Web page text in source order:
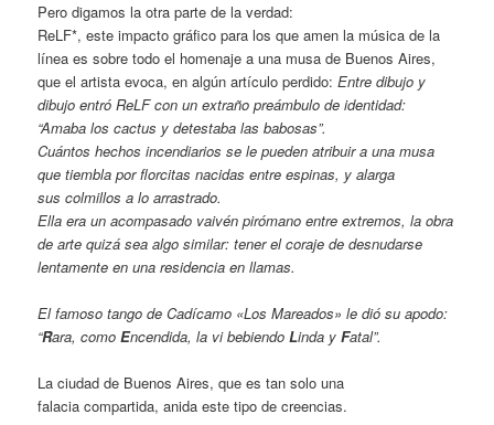
Pero digamos la otra parte de la verdad:
ReLF*, este impacto gráfico para los que amen la música de la
línea es sobre todo el homenaje a una musa de Buenos Aires,
que el artista evoca, en algún artículo perdido:Entre dibujo y
dibujo entró ReLF con un extraño preámbulo de identidad:
“Amaba los cactus y detestaba las babosas”.
Cuántos hechos incendiarios se le pueden atribuir a una musa
que tiembla por florcitas nacidas entre espinas, y alarga
suscolmillos a lo arrastrado.
Ella era un acompasado vaivén pirómano entre extremos,la obra
de arte quizá sea algo similar: tener el coraje dedesnudarse
lentamente en una residencia en llamas.
El famoso tango de Cadícamo «Los Mareados» le dió su apodo:
“Rara, comoEncendida, la vi bebiendo Linda yFatal”.
La ciudad de Buenos Aires, que es tan solo una
falacia compartida, anida este tipo de creencias.